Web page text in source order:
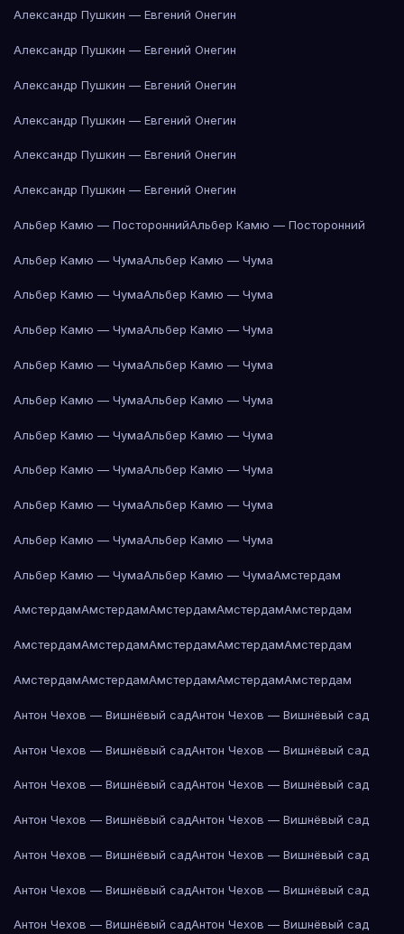
Александр Пушкин — Евгений Онегин
Александр Пушкин — Евгений Онегин
Александр Пушкин — Евгений Онегин
Александр Пушкин — Евгений Онегин
Александр Пушкин — Евгений Онегин
Александр Пушкин — Евгений Онегин
Альбер Камю — ПостороннийАльбер Камю — Посторонний
Альбер Камю — ЧумаАльбер Камю — Чума
Альбер Камю — ЧумаАльбер Камю — Чума
Альбер Камю — ЧумаАльбер Камю — Чума
Альбер Камю — ЧумаАльбер Камю — Чума
Альбер Камю — ЧумаАльбер Камю — Чума
Альбер Камю — ЧумаАльбер Камю — Чума
Альбер Камю — ЧумаАльбер Камю — Чума
Альбер Камю — ЧумаАльбер Камю — Чума
Альбер Камю — ЧумаАльбер Камю — Чума
Альбер Камю — ЧумаАльбер Камю — ЧумаАмстердам
АмстердамАмстердамАмстердамАмстердамАмстердам
АмстердамАмстердамАмстердамАмстердамАмстердам
АмстердамАмстердамАмстердамАмстердамАмстердам
Антон Чехов — Вишнёвый садАнтон Чехов — Вишнёвый сад
Антон Чехов — Вишнёвый садАнтон Чехов — Вишнёвый сад
Антон Чехов — Вишнёвый садАнтон Чехов — Вишнёвый сад
Антон Чехов — Вишнёвый садАнтон Чехов — Вишнёвый сад
Антон Чехов — Вишнёвый садАнтон Чехов — Вишнёвый сад
Антон Чехов — Вишнёвый садАнтон Чехов — Вишнёвый сад
Антон Чехов — Вишнёвый садАнтон Чехов — Вишнёвый сад